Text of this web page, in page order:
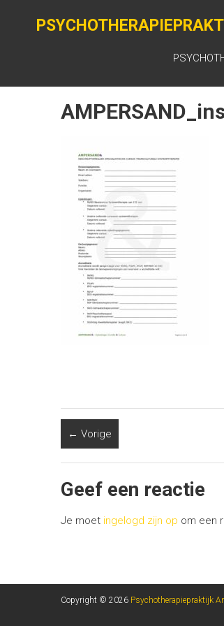
← Vorige
Geef een reactie
Je moet ingelogd zijn op om een
Copyright © 2026 Psychotherapiepraktijk